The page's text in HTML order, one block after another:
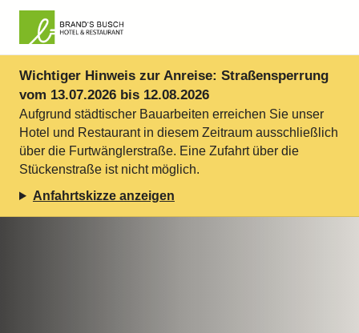
Wichtiger Hinweis zur Anreise: Straßensperrung
vom 13.07.2026 bis 12.08.2026
Aufgrund städtischer Bauarbeiten erreichen Sie unser
Hotel und Restaurant in diesem Zeitraum ausschließlich
über die Furtwänglerstraße. Eine Zufahrt über die
Stückenstraße ist nicht möglich.
Anfahrtskizze anzeigen